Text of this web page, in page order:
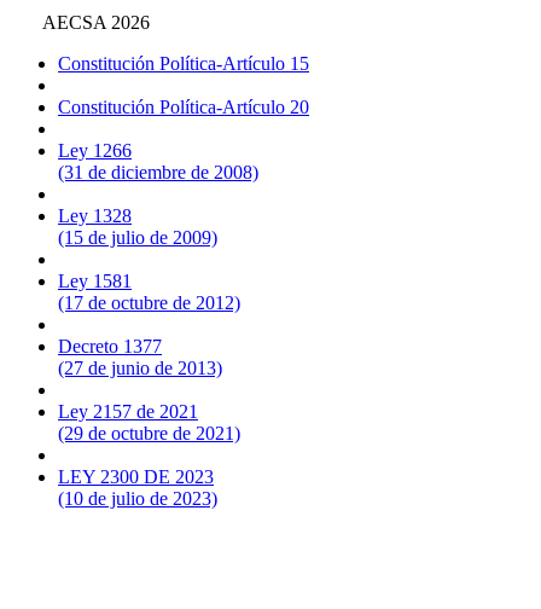
AECSA 2026
Constitución Política-Artículo 15
Constitución Política-Artículo 20
Ley 1266
(31 de diciembre de 2008)
Ley 1328
(15 de julio de 2009)
Ley 1581
(17 de octubre de 2012)
Decreto 1377
(27 de junio de 2013)
Ley 2157 de 2021
(29 de octubre de 2021)
LEY 2300 DE 2023
(10 de julio de 2023)